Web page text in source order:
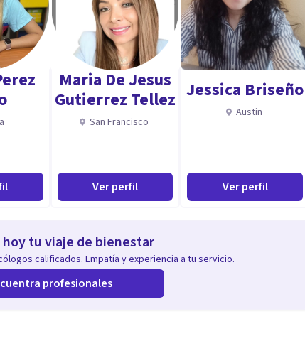
Maria De Jesus
Gutierrez Tellez
San Francisco
Ver perfil
Jessica Briseño
Austin
Ver perfil
hoy tu viaje de bienestar
calificados. Empatía y experiencia a tu servicio.
profesionales